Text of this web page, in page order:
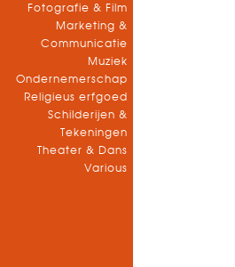
Fotografie & Film
Marketing &
Communicatie
Muziek
Ondernemerschap
Religieus erfgoed
Schilderijen &
Tekeningen
Theater & Dans
Various